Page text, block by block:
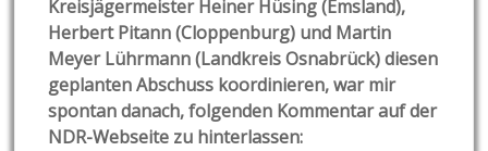
Kreisjägermeister Heiner Hüsing (Emsland),
Herbert Pitann (Cloppenburg) und Martin
Meyer Lührmann (Landkreis Osnabrück) diesen
geplanten Abschuss koordinieren, war mir
spontan danach, folgenden Kommentar auf der
NDR-Webseite zu hinterlassen: